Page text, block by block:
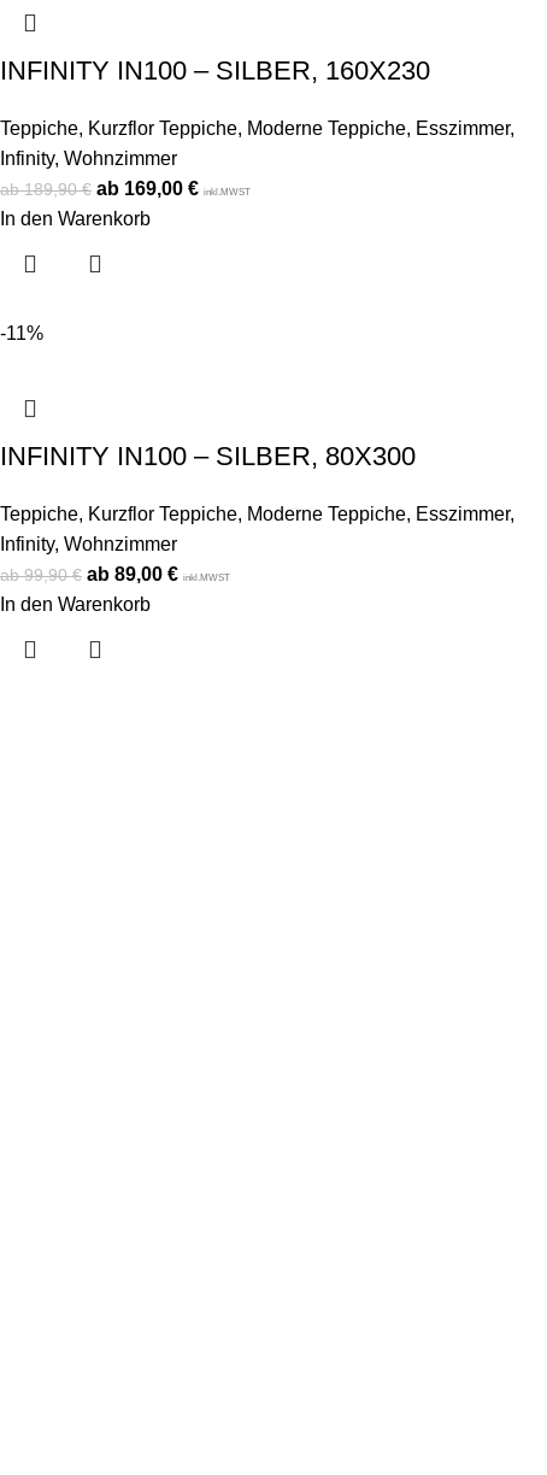
INFINITY IN100 – SILBER, 160X230
Teppiche, Kurzflor Teppiche, Moderne Teppiche, Esszimmer,
Infinity, Wohnzimmer
189,90€ 169,00 € inkl.MWST
In den Warenkorb
-11%
INFINITY IN100 – SILBER, 80X300
Teppiche, Kurzflor Teppiche, Moderne Teppiche, Esszimmer,
Infinity, Wohnzimmer
99,90€ 89,00 € inkl.MWST
In den Warenkorb